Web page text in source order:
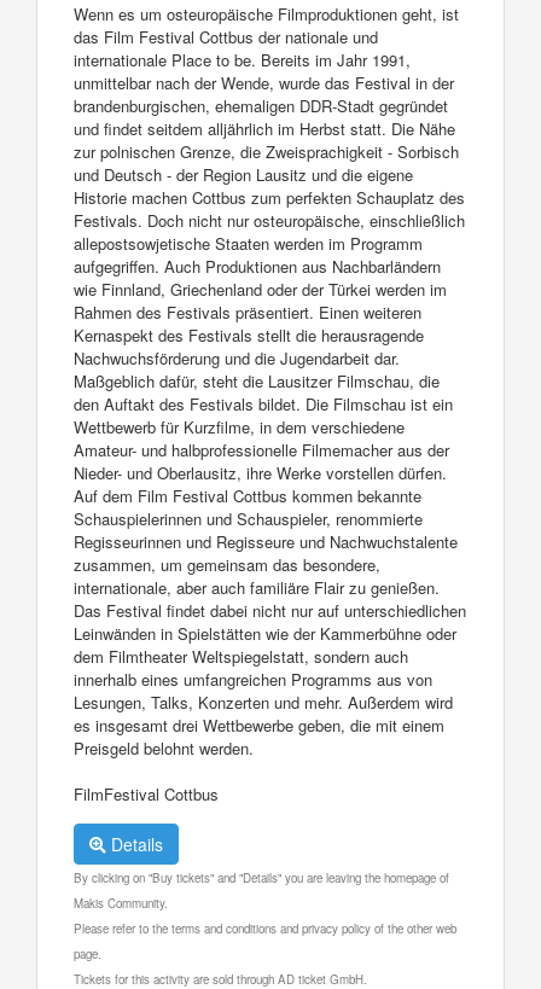
Wenn es um osteuropäische Filmproduktionen geht, ist
das Film Festival Cottbus der nationale und
internationale Place to be. Bereits im Jahr 1991,
unmittelbar nach der Wende, wurde das Festival in der
brandenburgischen, ehemaligen DDR-Stadt gegründet
und findet seitdem alljährlich im Herbst statt. Die Nähe
zur polnischen Grenze, die Zweisprachigkeit - Sorbisch
und Deutsch - der Region Lausitz und die eigene
Historie machen Cottbus zum perfekten Schauplatz des
Festivals. Doch nicht nur osteuropäische, einschließlich
allepostsowjetische Staaten werden im Programm
aufgegriffen. Auch Produktionen aus Nachbarländern
wie Finnland, Griechenland oder der Türkei werden im
Rahmen des Festivals präsentiert. Einen weiteren
Kernaspekt des Festivals stellt die herausragende
Nachwuchsförderung und die Jugendarbeit dar.
Maßgeblich dafür, steht die Lausitzer Filmschau, die
den Auftakt des Festivals bildet. Die Filmschau ist ein
Wettbewerb für Kurzfilme, in dem verschiedene
Amateur- und halbprofessionelle Filmemacher aus der
Nieder- und Oberlausitz, ihre Werke vorstellen dürfen.
Auf dem Film Festival Cottbus kommen bekannte
Schauspielerinnen und Schauspieler, renommierte
Regisseurinnen und Regisseure und Nachwuchstalente
zusammen, um gemeinsam das besondere,
internationale, aber auch familiäre Flair zu genießen.
Das Festival findet dabei nicht nur auf unterschiedlichen
Leinwänden in Spielstätten wie der Kammerbühne oder
dem Filmtheater Weltspiegelstatt, sondern auch
innerhalb eines umfangreichen Programms aus von
Lesungen, Talks, Konzerten und mehr. Außerdem wird
es insgesamt drei Wettbewerbe geben, die mit einem
Preisgeld belohnt werden.
FilmFestival Cottbus
Details
By clicking on "Buy tickets" and "Details" you are leaving the homepage of
Makis Community.
Please refer to the terms and conditions and privacy policy of the other web
page.
Tickets for this activity are sold through AD ticket GmbH.